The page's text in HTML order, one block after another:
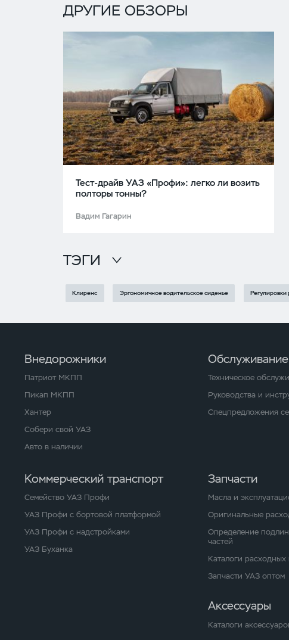
ДРУГИЕ ОБЗОРЫ
Тест-драйв УАЗ «Профи»: легко ли возить
полторы тонны?
Вадим Гагарин
ТЭГИ
Клиренс Эргономичное водительское сиденье Регулировки
Внедорожники
Патриот МКПП
Пикап МКПП
Хантер
Собери свой УАЗ
Авто в наличии
Техническое
Руководства и
Спецпредложения
Коммерческий транспорт
Семейство УАЗ Профи
УАЗ Профи с бортовой платформой
УАЗ Профи с надстройками
УАЗ Буханка
Запчасти
Масла и
Оригинальные
Определение
частей
Каталоги расходных
Запчасти УАЗ оптом
Аксессуары
Каталоги